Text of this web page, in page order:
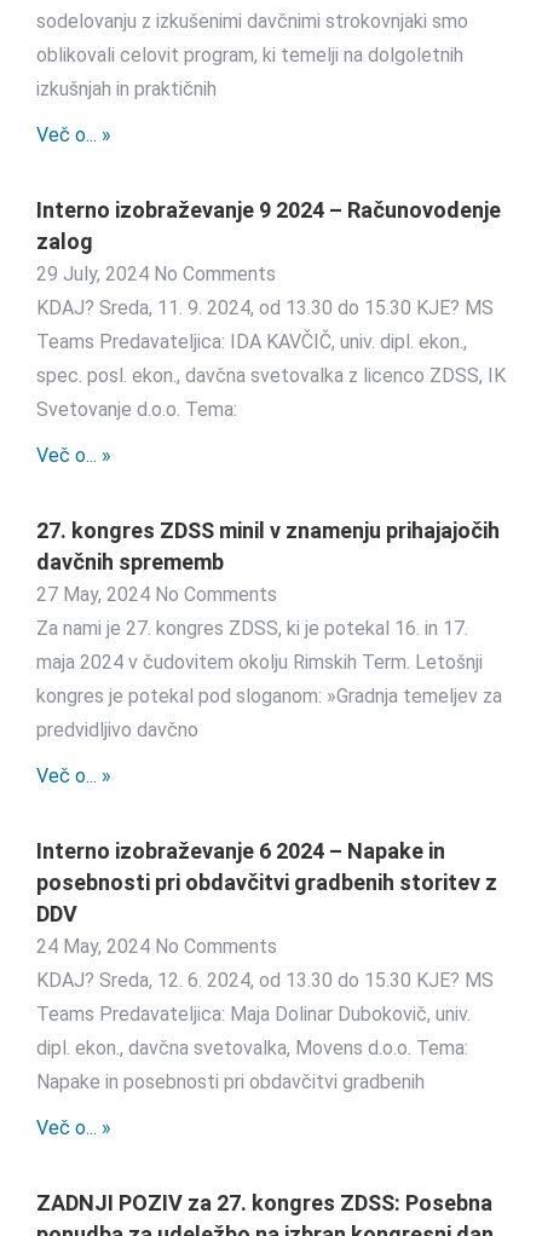
sodelovanju z izkušenimi davčnimi strokovnjaki smo
oblikovali celovit program, ki temelji na dolgoletnih
izkušnjah in praktičnih
Več o... »
Interno izobraževanje 9 2024 – Računovodenje
zalog
29 July, 2024 No Comments
KDAJ? Sreda, 11. 9. 2024, od 13.30 do 15.30 KJE? MS
Teams Predavateljica: IDA KAVČIČ, univ. dipl. ekon.,
spec. posl. ekon., davčna svetovalka z licenco ZDSS, IK
Svetovanje d.o.o. Tema:
Več o... »
27. kongres ZDSS minil v znamenju prihajajočih
davčnih sprememb
27 May, 2024 No Comments
Za nami je 27. kongres ZDSS, ki je potekal 16. in 17.
maja 2024 v čudovitem okolju Rimskih Term. Letošnji
kongres je potekal pod sloganom: »Gradnja temeljev za
predvidljivo davčno
Več o... »
Interno izobraževanje 6 2024 – Napake in
posebnosti pri obdavčitvi gradbenih storitev z
DDV
24 May, 2024 No Comments
KDAJ? Sreda, 12. 6. 2024, od 13.30 do 15.30 KJE? MS
Teams Predavateljica: Maja Dolinar Dubokovič, univ.
dipl. ekon., davčna svetovalka, Movens d.o.o. Tema:
Napake in posebnosti pri obdavčitvi gradbenih
Več o... »
ZADNJI POZIV za 27. kongres ZDSS: Posebna